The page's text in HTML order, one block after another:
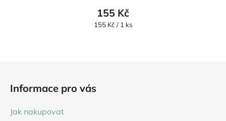
155 Kč
Měrná
155 Kč / 1 ks
Informace pro vás
Jak nakupovat